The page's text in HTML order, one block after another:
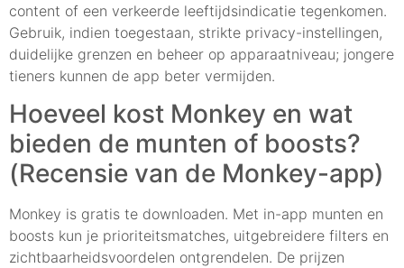
content of een verkeerde leeftijdsindicatie tegenkomen.
Gebruik, indien toegestaan, strikte privacy-instellingen,
duidelijke grenzen en beheer op apparaatniveau; jongere
tieners kunnen de app beter vermijden.
Hoeveel kost Monkey en wat
bieden de munten of boosts?
(Recensie van de Monkey-app)
Monkey is gratis te downloaden. Met in-app munten en
boosts kun je prioriteitsmatches, uitgebreidere filters en
zichtbaarheidsvoordelen ontgrendelen. De prijzen